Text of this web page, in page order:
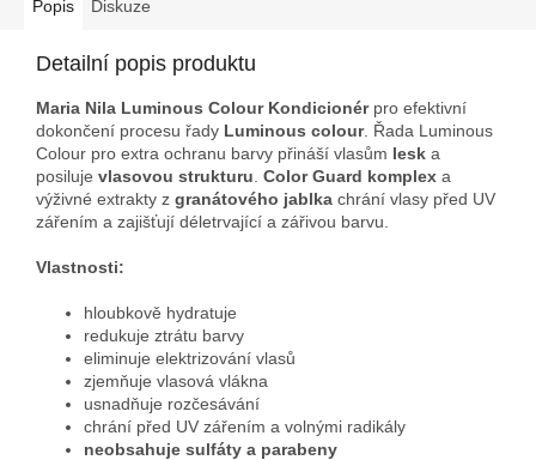
Popis Diskuze
Detailní popis produktu
Maria Nila Luminous Colour Kondicionérpro efektivní
dokončení procesu řady Luminous colour. Řada Luminous
Colour pro extra ochranu barvy přináší vlasům lesk a
posiluje vlasovou strukturu Color Guard komplex a
výživné extrakty z granátového jablka chrání vlasy před UV
zářením a zajišťují déletrvající a zářivou barvu.
Vlastnosti:
hloubkově hydratuje
redukuje ztrátu barvy
eliminuje elektrizování vlasů
zjemňuje vlasová vlákna
usnadňuje rozčesávání
chrání před UV zářením a volnými radikály
neobsahuje sulfáty a parabeny